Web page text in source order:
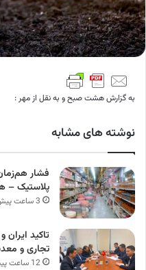
به گزارش هشت صبح و به نقل از مهر :
نوشته های مشابه
فشار
پلاستیک
3 ساعت پیش
تاکید
تجاری و
12 ساعت پیش